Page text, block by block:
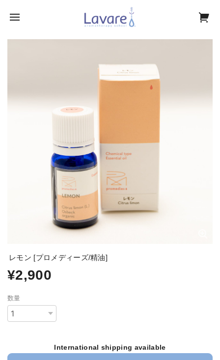
レモン [プロメディーズ/精油]
¥2,900
数量
International shipping available